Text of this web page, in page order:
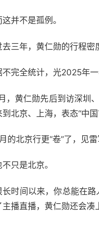
这并不是孤例。
去三年，黄仁勋的行程密
不完全统计，光2025年
，黄仁勋先后到访深圳
到北京、上海，表态“中
的北京行更“卷”了，见
不只是北京。
长时间以来，你总能在
主播直播，黄仁勋还会凑